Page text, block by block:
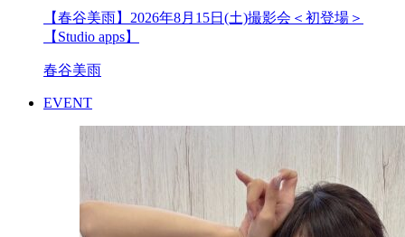
【春谷美雨】2026年8月15日(土)撮影会＜初登場＞
【Studio apps】
春谷美雨
EVENT